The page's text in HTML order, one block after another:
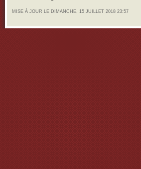
MISE À JOUR LE DIMANCHE, 15 JUILLET 2018 23:57